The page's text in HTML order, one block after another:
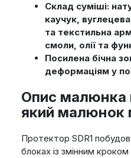
Склад суміші:
каучук,
та текстильна
смоли, олії та
Посилена бічна
деформаціям у
Опис малюнка
який малюнок
Протектор SDR1
блоках із змінним